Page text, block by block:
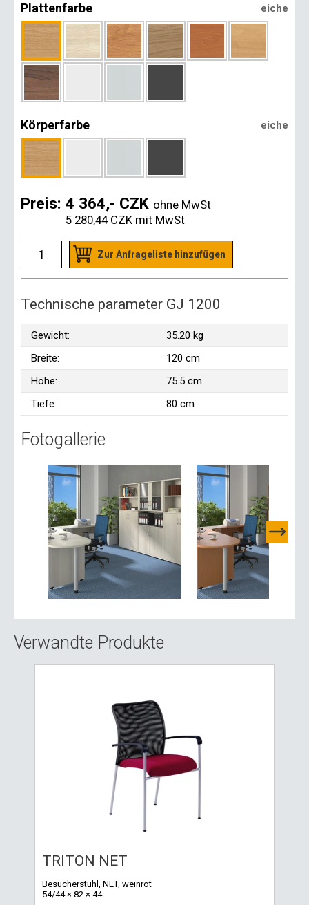
Plattenfarbe eiche
Körperfarbe eiche
Preis: 4 364,- CZK ohne MwSt
5 280,44 CZK mit MwSt
Zur Anfrageliste hinzufügen
Technische parameter GJ 1200
Gewicht:
35.20 kg
Breite:
120 cm
Höhe:
75.5 cm
Tiefe:
80 cm
Fotogallerie
Verwandte Produkte
TRITON NET
Besucherstuhl, NET, weinrot
54/44 × 82 × 44